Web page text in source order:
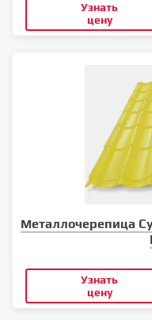
Узнать
цену
Металлочерепица
Узнать
цену